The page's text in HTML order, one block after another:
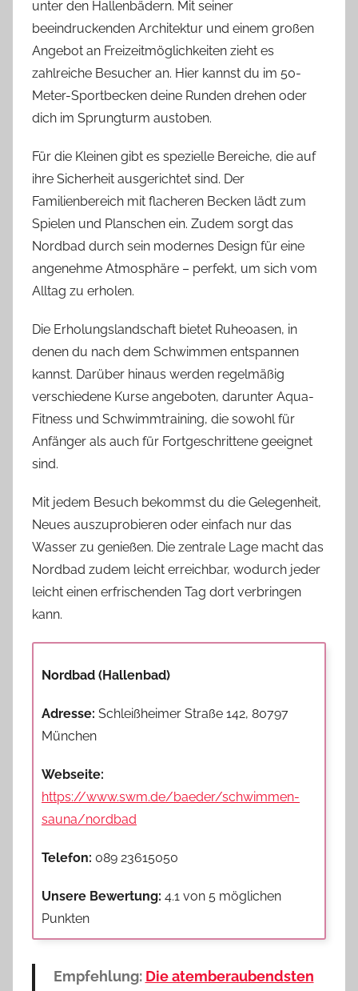
unter den Hallenbädern. Mit seiner
beeindruckenden Architektur und einem großen
Angebot an Freizeitmöglichkeiten zieht es
zahlreiche Besucher an. Hier kannst du im 50-
Meter-Sportbecken deine Runden drehen oder
dich im Sprungturm austoben.
Für die Kleinen gibt es spezielle Bereiche, die auf
ihre Sicherheit ausgerichtet sind. Der
Familienbereich mit flacheren Becken lädt zum
Spielen und Planschen ein. Zudem sorgt das
Nordbad durch sein modernes Design für eine
angenehme Atmosphäre – perfekt, um sich vom
Alltag zu erholen.
Die Erholungslandschaft bietet Ruheoasen, in
denen du nach dem Schwimmen entspannen
kannst. Darüber hinaus werden regelmäßig
verschiedene Kurse angeboten, darunter Aqua-
Fitness und Schwimmtraining, die sowohl für
Anfänger als auch für Fortgeschrittene geeignet
sind.
Mit jedem Besuch bekommst du die Gelegenheit,
Neues auszuprobieren oder einfach nur das
Wasser zu genießen. Die zentrale Lage macht das
Nordbad zudem leicht erreichbar, wodurch jeder
leicht einen erfrischenden Tag dort verbringen
kann.
Nordbad (Hallenbad)
Adresse: Schleißheimer Straße 142, 80797
München
Webseite:
https://www.swm.de/baeder/schwimmen-
sauna/nordbad
Telefon: 089 23615050
Unsere Bewertung: 4.1 von 5 möglichen
Punkten
Empfehlung: Die atemberaubendsten